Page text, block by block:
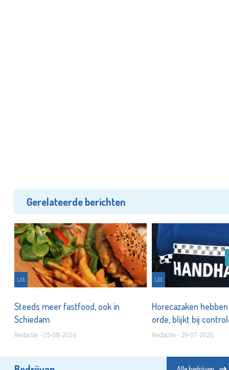
Gerelateerde berichten
Uit
Steeds meer fastfood, ook in
Schiedam
Redactie - 05-08-2026
Uit
Horecazaken
orde, blijkt bij
Redactie - 29-07-2026